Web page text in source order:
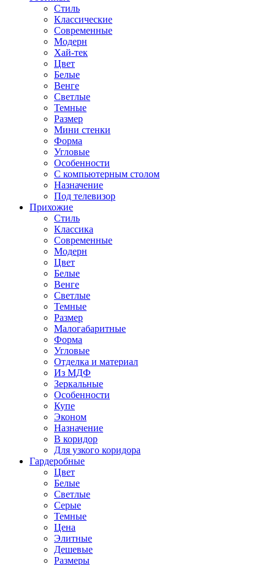
Стиль
Классические
Современные
Модерн
Хай-тек
Цвет
Белые
Венге
Светлые
Темные
Размер
Мини стенки
Форма
Угловые
Особенности
С компьютерным столом
Назначение
Под телевизор
Прихожие
Стиль
Классика
Современные
Модерн
Цвет
Белые
Венге
Светлые
Темные
Размер
Малогабаритные
Форма
Угловые
Отделка и материал
Из МДФ
Зеркальные
Особенности
Купе
Эконом
Назначение
В коридор
Для узкого коридора
Гардеробные
Цвет
Белые
Светлые
Серые
Темные
Цена
Элитные
Дешевые
Размеры